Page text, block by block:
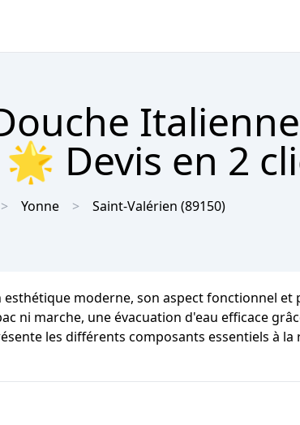
Devis en 2
Yonne Saint-Valérien (89150)
moderne, son aspect fonctionnel
ni marche, une évacuation d'eau efficace
les différents composants essentiels à